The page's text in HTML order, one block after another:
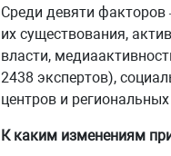
Среди девяти факторов
их существования,
власти,
2438 экспертов),
центров и
К каким изменениям